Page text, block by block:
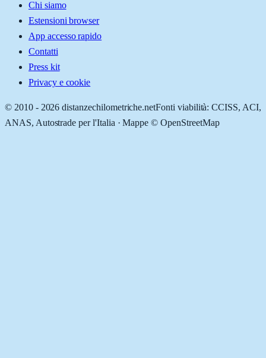
Chi siamo
Estensioni browser
App accesso rapido
Contatti
Press kit
Privacy e cookie
© 2010 - 2026 distanzechilometriche.netFonti viabilità: CCISS, ACI,
ANAS, Autostrade per l'Italia · Mappe © OpenStreetMap